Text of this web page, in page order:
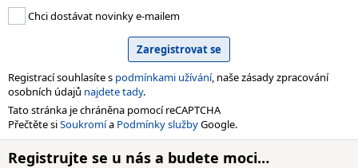
Chci dostávat novinky e-mailem
Registrací souhlasíte s podmínkami užívání, naše zásady zpracování
osobních údajů najdete tady.
Tato stránka je chráněna pomocí reCAPTCHA
Přečtěte siSoukromía Podmínky službyGoogle.
Registrujte se u nás a budete moci…